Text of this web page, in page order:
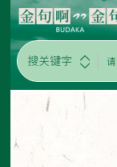
搜关键字